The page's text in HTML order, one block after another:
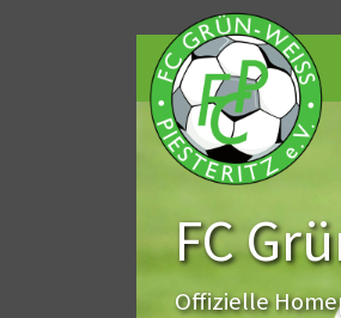
FC
Offizielle